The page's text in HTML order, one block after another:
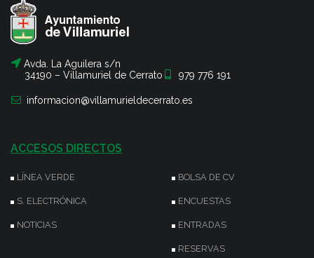
Avda. La Aguilera s/n
34190 – Villamuriel de Cerrato
979 776 191
informacion@villamurieldecerrato.es
ACCESOS DIRECTOS
LÍNEA VERDE
S. ELECTRÓNICA
NOTICIAS
BOLSA DE CV
ENCUESTAS
ENTRADAS
RESERVAS